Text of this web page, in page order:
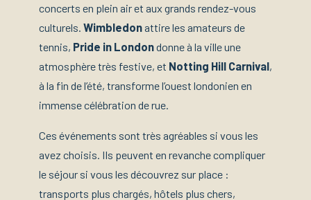
concerts en plein air et aux grands rendez-vous
culturels. Wimbledonattire les amateurs de
tennis, Pride in Londondonne à la ville une
atmosphère très festive, et Notting Hill Carnival,
à la fin de l’été, transforme l’ouest londonien en
immense célébration de rue.
Ces événements sont très agréables si vous les
avez choisis. Ils peuvent en revanche compliquer
le séjour si vous les découvrez sur place :
transports plus chargés, hôtels plus chers,